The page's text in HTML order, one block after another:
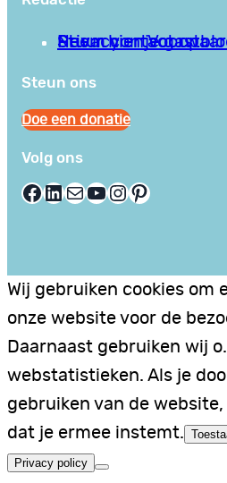
Privacy en
Stuur hier je
Neem contact op
Steun ons
Doe een donatie
Volg ons
Facebook LinkedIn E-mail YouTube InstagramPinterest
Wij gebruiken cookies om
onze website voor de
Daarnaast gebruiken wij
webstatistieken. Als je
gebruiken van de
dat je ermee instemt.
Privacy policy